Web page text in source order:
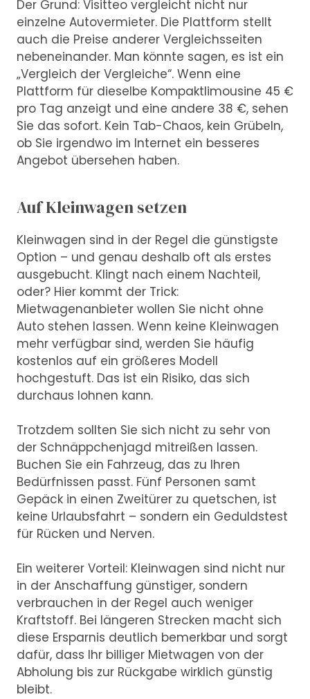
Der Grund: Visitteo vergleicht nicht nur
einzelne Autovermieter. Die Plattform stellt
auch die Preise anderer Vergleichsseiten
nebeneinander. Man könnte sagen, es ist ein
„Vergleich der Vergleiche“. Wenn eine
Plattform für dieselbe Kompaktlimousine 45 €
pro Tag anzeigt und eine andere 38 €, sehen
Sie das sofort. Kein Tab-Chaos, kein Grübeln,
ob Sie irgendwo im Internet ein besseres
Angebot übersehen haben.
Auf Kleinwagen setzen
Kleinwagen sind in der Regel die günstigste
Option – und genau deshalb oft als erstes
ausgebucht. Klingt nach einem Nachteil,
oder? Hier kommt der Trick:
Mietwagenanbieter wollen Sie nicht ohne
Auto stehen lassen. Wenn keine Kleinwagen
mehr verfügbar sind, werden Sie häufig
kostenlos auf ein größeres Modell
hochgestuft. Das ist ein Risiko, das sich
durchaus lohnen kann.
Trotzdem sollten Sie sich nicht zu sehr von
der Schnäppchenjagd mitreißen lassen.
Buchen Sie ein Fahrzeug, das zu Ihren
Bedürfnissen passt. Fünf Personen samt
Gepäck in einen Zweitürer zu quetschen, ist
keine Urlaubsfahrt – sondern ein Geduldstest
für Rücken und Nerven.
Ein weiterer Vorteil: Kleinwagen sind nicht nur
in der Anschaffung günstiger, sondern
verbrauchen in der Regel auch weniger
Kraftstoff. Bei längeren Strecken macht sich
diese Ersparnis deutlich bemerkbar und sorgt
dafür, dass Ihr billiger Mietwagen von der
Abholung bis zur Rückgabe wirklich günstig
bleibt.